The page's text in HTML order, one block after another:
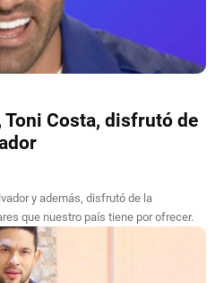
Costa, disfrutó de
y además, disfrutó de la
que nuestro país tiene por ofrecer.